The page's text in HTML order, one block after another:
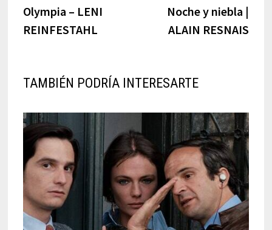
de
post:
Olympia – LENI
REINFESTAHL
Noche y niebla |
ALAIN RESNAIS
TAMBIÉN PODRÍA INTERESARTE